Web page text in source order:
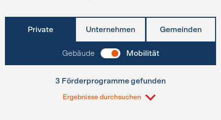
Private Unternehmen Gemeinden
Gebäude Mobilität
3 Förderprogramme gefunden
Ergebnisse durchsuchen